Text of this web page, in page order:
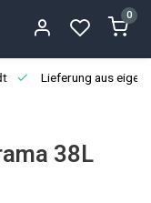
0
Lieferung aus
38L